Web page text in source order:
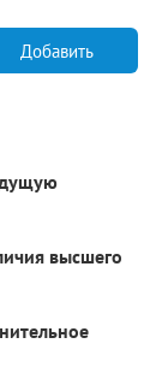
Добавить
высшего